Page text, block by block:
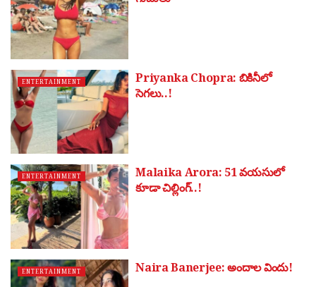
ENTERTAINMENT
Priyanka Chopra: బికినీలో
సెగలు..!
ENTERTAINMENT
Malaika Arora: 51 వ‌య‌సులో
కూడా చిల్లింగ్..!
ENTERTAINMENT Naira Banerjee: అందాల విందు!